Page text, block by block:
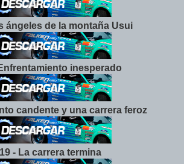
ángeles de la montaña Usui
inesperado
candente y una carrera feroz
19 - La carrera termina